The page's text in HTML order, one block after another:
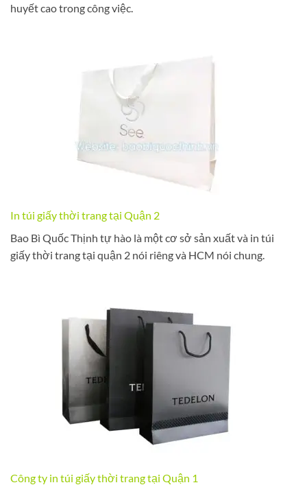
huyết cao trong công việc.
In túi giấy thời trang tại Quận 2
Bao Bì Quốc Thịnh tự hào là một cơ sở sản xuất và in túi
giấy thời trang tại quận 2 nói riêng và HCM nói chung.
Công ty in túi giấy thời trang tại Quận 1